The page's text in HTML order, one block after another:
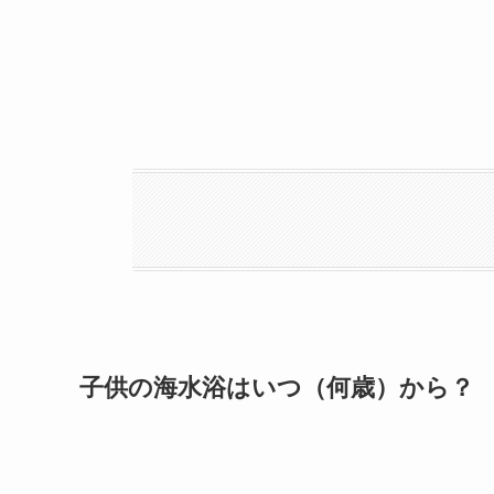
子供の海水浴はいつ（何歳）から？